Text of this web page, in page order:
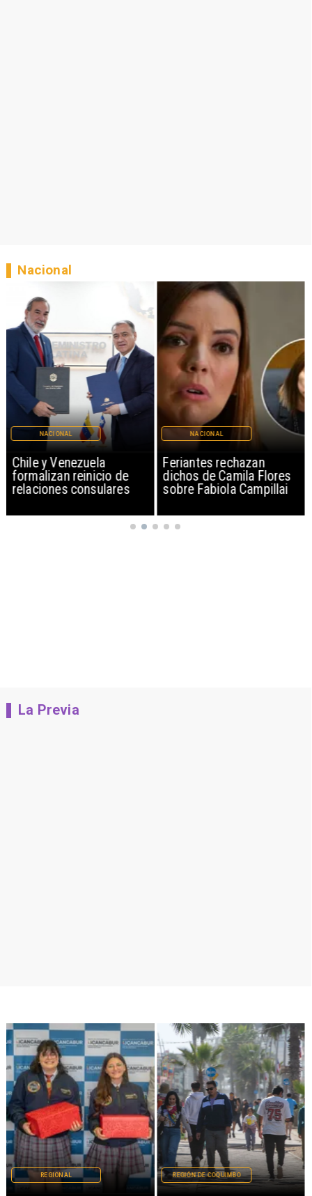
Chile y Venezuela
formalizan reinicio de
relaciones consulares
NACIONAL
Feriantes rechazan
dichos de Camila Flores
sobre Fabiola Campillai
NACIONAL
Nacional
La Previa
REGIONAL REGIÓN DE COQUIMBO